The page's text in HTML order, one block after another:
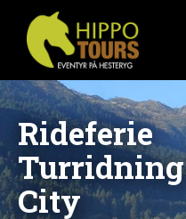
Rideferie
City